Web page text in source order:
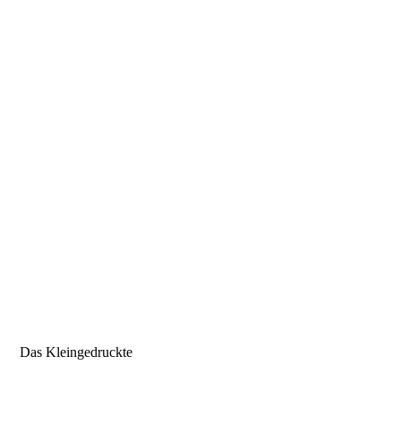
Das Kleingedruckte